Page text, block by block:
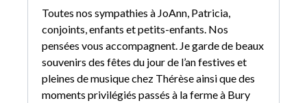
Toutes nos sympathies à JoAnn, Patricia,
conjoints, enfants et petits-enfants. Nos
pensées vous accompagnent. Je garde de beaux
souvenirs des fêtes du jour de l’an festives et
pleines de musique chez Thérèse ainsi que des
moments privilégiés passés à la ferme à Bury